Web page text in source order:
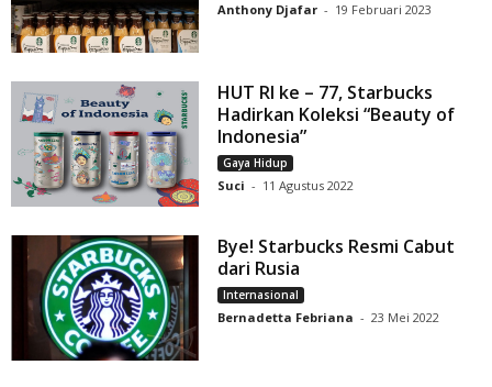
Anthony Djafar - 19 Februari 2023
HUT RI ke – 77, Starbucks
Hadirkan Koleksi “Beauty of
Indonesia”
Gaya Hidup
Suci - 11 Agustus 2022
Bye! Starbucks Resmi Cabut
dari Rusia
Internasional
Bernadetta Febriana - 23 Mei 2022